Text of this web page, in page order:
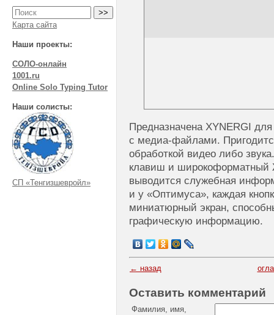
Карта сайта
Наши проекты:
СОЛО-онлайн
1001.ru
Online Solo Typing Tutor
Наши солисты:
СП «Тенгизшевройл»
Предназначена XYNERGI
с медиа-файлами.
обработкой видео либо
клавиш и широкоформатный
выводится служебная
и у «Оптимуса», каждая
миниатюрный экран,
графическую информацию.
← назад
Оставить комментарий
Фамилия, имя,